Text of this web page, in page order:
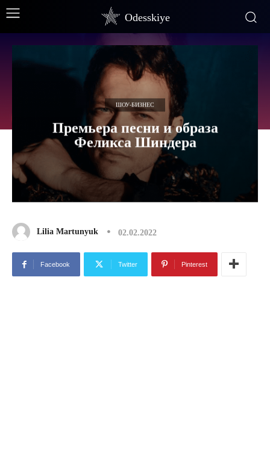
Odesskiye
ШОУ-БИЗНЕС
Премьера песни и образа
Феликса Шиндера
Lilia Martunyuk 02.02.2022
Facebook Twitter Pinterest